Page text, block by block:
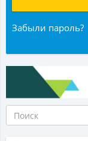
Забыли пароль?